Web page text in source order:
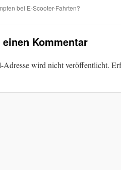
bei E-Scooter-Fahrten?
Kommentar
wird nicht veröffentlicht.